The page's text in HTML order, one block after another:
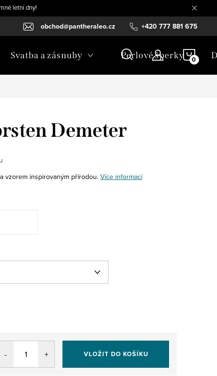
letní dny!
+420 777 881 675
obchod@pantheraleo.cz
Svatba a zásnuby Perlové šperky
Demeter
vzorem inspirovaným přírodou. Více informací
VLOŽIT DO KOŠÍKU